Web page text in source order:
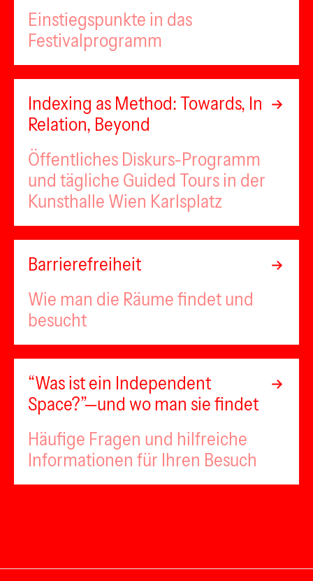
Einstiegspunkte in das
Festivalprogramm
Indexing as Method: Towards, In
Relation, Beyond
Öffentliches Diskurs-Programm
und tägliche Guided Tours in der
Kunsthalle Wien Karlsplatz
Barrierefreiheit
Wie man die Räume findet und
besucht
“Was ist ein Independent
Space?”—und wo man sie findet
Häufige Fragen und hilfreiche
Informationen für Ihren Besuch